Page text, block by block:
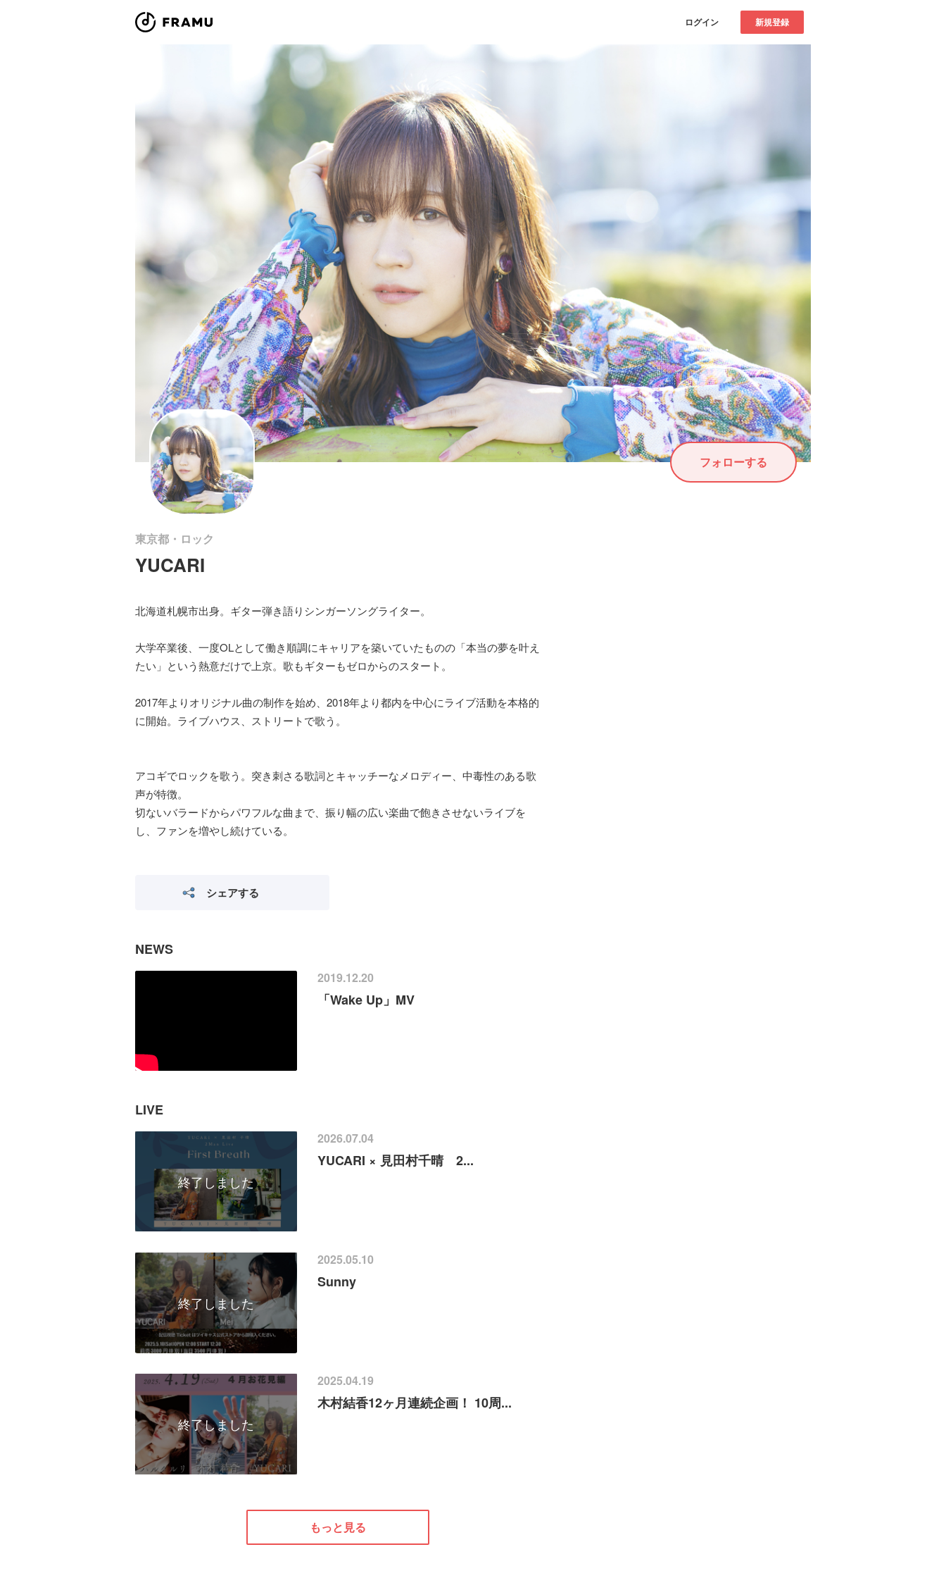
ログイン 新規登録
フォローする
東京都・ロック
YUCARI
北海道札幌市出身。ギター弾き語りシンガーソングライター。
大学卒業後、一度OLとして働き順調にキャリアを築いていたものの「本当の夢を叶え
たい」という熱意だけで上京。歌もギターもゼロからのスタート。
2017年よりオリジナル曲の制作を始め、2018年より都内を中心にライブ活動を本格的
に開始。ライブハウス、ストリートで歌う。
アコギでロックを歌う。突き刺さる歌詞とキャッチーなメロディー、中毒性のある歌
声が特徴。
切ないバラードからパワフルな曲まで、振り幅の広い楽曲で飽きさせないライブを
し、ファンを増やし続けている。
シェアする
NEWS
2019.12.20
「Wake Up」MV
LIVE
終了しました
2026.07.04
YUCARI × 見田村千晴 2...
終了しました
2025.05.10
Sunny
終了しました
2025.04.19
木村結香12ヶ月連続企画！ 10周...
もっと見る